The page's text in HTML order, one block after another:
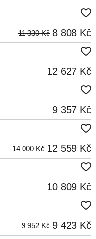
8 808 Kč
11 330 Kč
12 627 Kč
9 357 Kč
12 559 Kč
14 000 Kč
10 809 Kč
9 423 Kč
9 952 Kč